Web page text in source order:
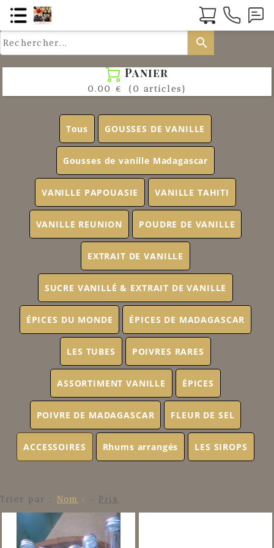
search
 Panier
0.00 € (0 articles)
Tous GOUSSES DE VANILLE
Gousses de vanille Madagascar
VANILLE PAPOUASIE VANILLE TAHITI
VANILLE REUNION POUDRE DE VANILLE
EXTRAIT DE VANILLE
SUCRE VANILLÉ & EXTRAIT DE VANILLE
ÉPICES DU MONDE ÉPICES DE MADAGASCAR
LES TUBES POIVRES RARES
ASSORTIMENT VANILLE ÉPICES
POIVRE DE MADAGASCAR FLEUR DE SEL
ACCESSOIRES Rhums arrangés LES SIROPS
Trier par : Nom Prix